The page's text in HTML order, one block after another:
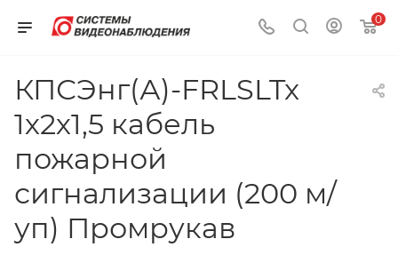
0
КПСЭнг(А)-FRLSLTx
1х2х1,5 кабель
пожарной
сигнализации (200 м/
уп) Промрукав